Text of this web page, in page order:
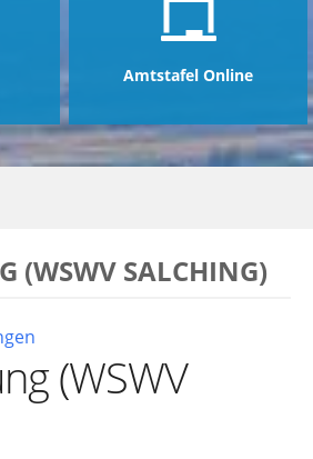
Amtstafel Online
(WSWV SALCHING)
(WSWV